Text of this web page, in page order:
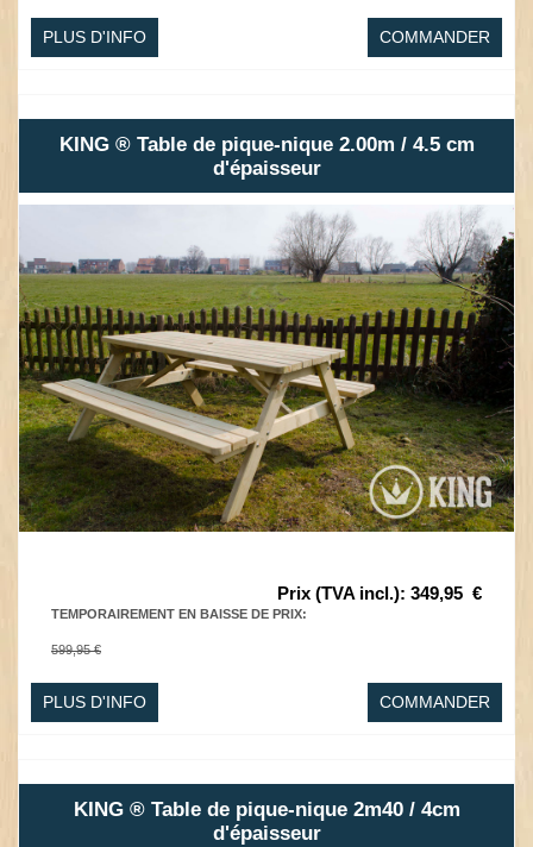
PLUS D'INFO COMMANDER
KING ® Table de pique-nique 2.00m / 4.5 cm
d'épaisseur
Prix (TVA incl.): 349,95 €
TEMPORAIREMENT EN BAISSE DE PRIX:
599,95 €
PLUS D'INFO COMMANDER
KING ® Table de pique-nique 2m40 / 4cm
d'épaisseur